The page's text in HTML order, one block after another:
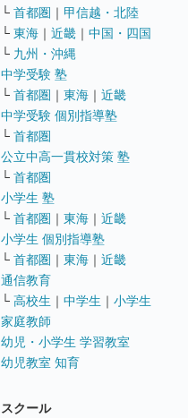
└ 首都圏 ｜ 甲信越・北陸
└ 東海 ｜ 近畿 ｜ 中国・四国
└ 九州・沖縄
中学受験 塾
└ 首都圏 ｜ 東海 ｜ 近畿
中学受験 個別指導塾
└ 首都圏
公立中高一貫校対策 塾
└ 首都圏
小学生 塾
└ 首都圏 ｜ 東海 ｜ 近畿
小学生 個別指導塾
└ 首都圏 ｜ 東海 ｜ 近畿
通信教育
└ 高校生 ｜ 中学生 ｜ 小学生
家庭教師
幼児・小学生 学習教室
幼児教室 知育
スクール